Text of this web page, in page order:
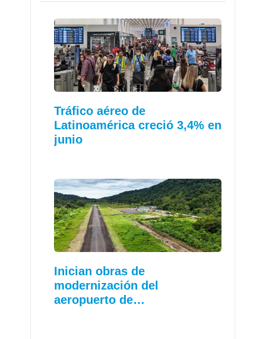
Tráfico aéreo de
Latinoamérica creció 3,4% en
junio
Inician obras de
modernización del
aeropuerto de…